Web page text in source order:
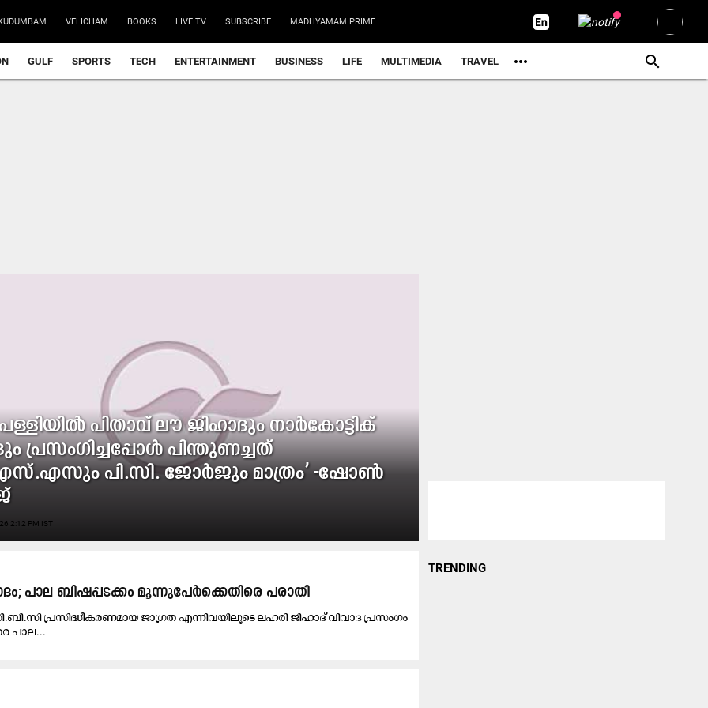
VELICHAM BOOKS LIVE TV SUBSCRIBE MADHYAMAM PRIME
GULF SPORTS TECH ENTERTAINMENT BUSINESS LIFE MULTIMEDIA TRAVEL
പിതാവ് ലൗ ജിഹാദും നാർകോട്ടിക്
പ്രസംഗിച്ചപ്പോൾ പിന്തുണച്ചത്
പി.സി. ജോർജും മാത്രം’ -ഷോൺ
2:12 PM IST
പാല ബിഷപ്പടക്കം മൂന്നുപേർക്കെതിരെ പരാതി
പ്രസിദ്ധീകരണമായ ജാഗ്രത എന്നിവയിലൂടെ ലഹരി ജിഹാദ് വിവാദ പ്രസംഗം
പാല...
TRENDING